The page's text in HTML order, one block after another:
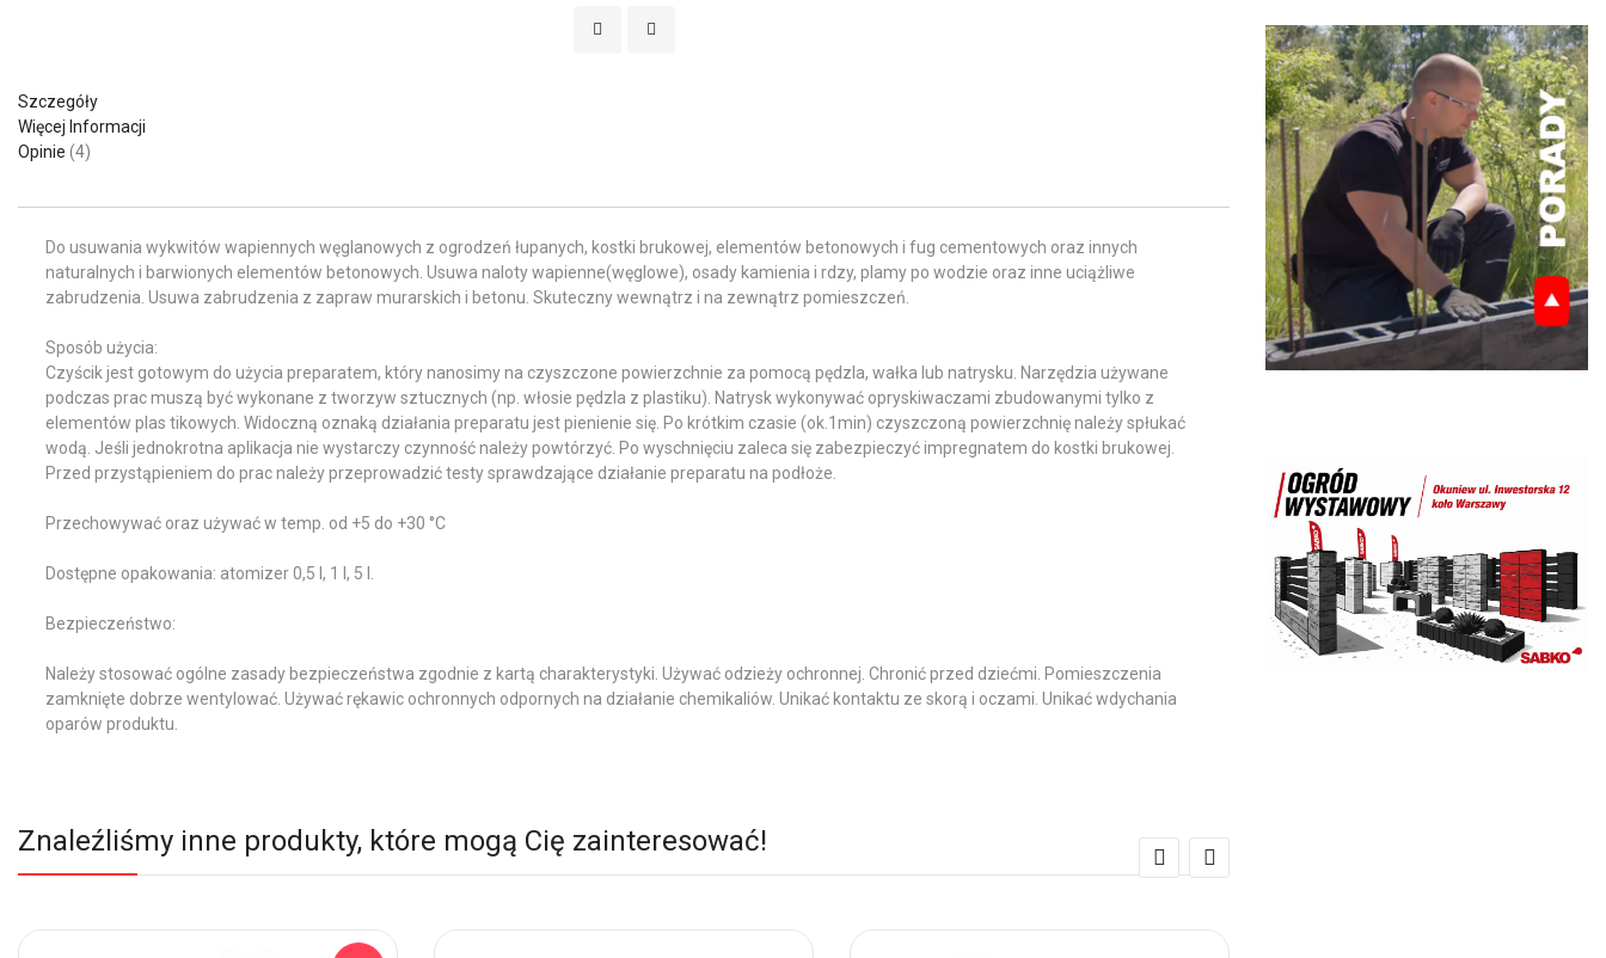
Szczegóły
Więcej Informacji
Opinie 4
Do usuwania wykwitów wapiennych węglanowych z ogrodzeń łupanych, kostki brukowej, elementów betonowych i fug cementowych oraz innych
naturalnych i barwionych elementów betonowych. Usuwa naloty wapienne(węglowe), osady kamienia i rdzy, plamy po wodzie oraz inne uciążliwe
zabrudzenia. Usuwa zabrudzenia z zapraw murarskich i betonu. Skuteczny wewnątrz i na zewnątrz pomieszczeń.
Sposób użycia:
Czyścik jest gotowym do użycia preparatem, który nanosimy na czyszczone powierzchnie za pomocą pędzla, wałka lub natrysku. Narzędzia używane
podczas prac muszą być wykonane z tworzyw sztucznych (np. włosie pędzla z plastiku). Natrysk wykonywać opryskiwaczami zbudowanymi tylko z
elementów plas tikowych. Widoczną oznaką działania preparatu jest pienienie się. Po krótkim czasie (ok.1min) czyszczoną powierzchnię należy spłukać
wodą. Jeśli jednokrotna aplikacja nie wystarczy czynność należy powtórzyć. Po wyschnięciu zaleca się zabezpieczyć impregnatem do kostki brukowej.
Przed przystąpieniem do prac należy przeprowadzić testy sprawdzające działanie preparatu na podłoże.
Przechowywać oraz używać w temp. od +5 do +30 °C
Dostępne opakowania: atomizer 0,5 l, 1 l, 5 l.
Bezpieczeństwo:
Należy stosować ogólne zasady bezpieczeństwa zgodnie z kartą charakterystyki. Używać odzieży ochronnej. Chronić przed dziećmi. Pomieszczenia
zamknięte dobrze wentylować. Używać rękawic ochronnych odpornych na działanie chemikaliów. Unikać kontaktu ze skorą i oczami. Unikać wdychania
oparów produktu.
Znaleźliśmy inne produkty, które mogą Cię zainteresować!